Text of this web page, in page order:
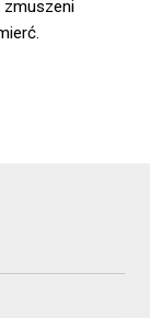
zmuszeni